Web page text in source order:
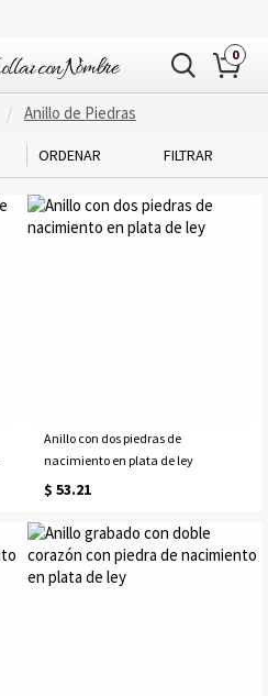
0
Anillo de Piedras
ORDENAR FILTRAR
Anillo con dos piedras de
nacimiento en plata de ley
$ 53.21